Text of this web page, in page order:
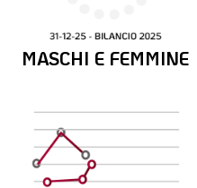
MASCHI E FEMMINE